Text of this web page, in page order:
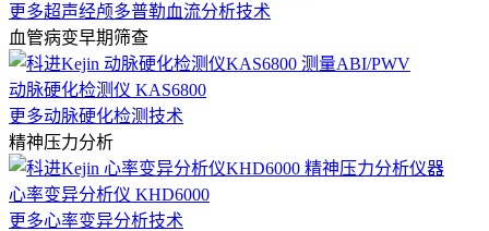
更多超声经颅多普勒血流分析技术
血管病变早期筛查
动脉硬化检测仪 KAS6800
更多动脉硬化检测技术
精神压力分析
心率变异分析仪 KHD6000
更多心率变异分析技术